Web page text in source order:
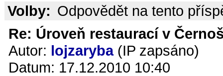
Volby: Odpovědět na tento
Re: Úroveň restaurací v
Autor: lojzaryba(IP zapsáno)
Datum: 17.12.2010 10:40